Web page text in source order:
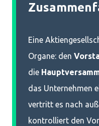
Eine
Organe: den
die
das Unternehmen
vertritt es nach
kontrolliert den